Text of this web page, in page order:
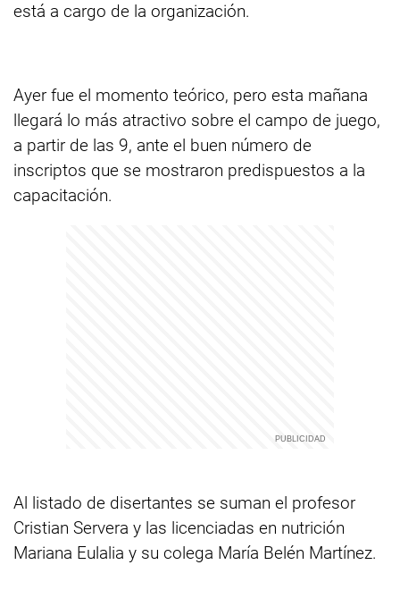
está a cargo de la organización.
Ayer fue el momento teórico, pero esta mañana
llegará lo más atractivo sobre el campo de juego,
a partir de las 9, ante el buen número de
inscriptos que se mostraron predispuestos a la
capacitación.
Al listado de disertantes se suman el profesor
Cristian Servera y las licenciadas en nutrición
Mariana Eulalia y su colega María Belén Martínez.